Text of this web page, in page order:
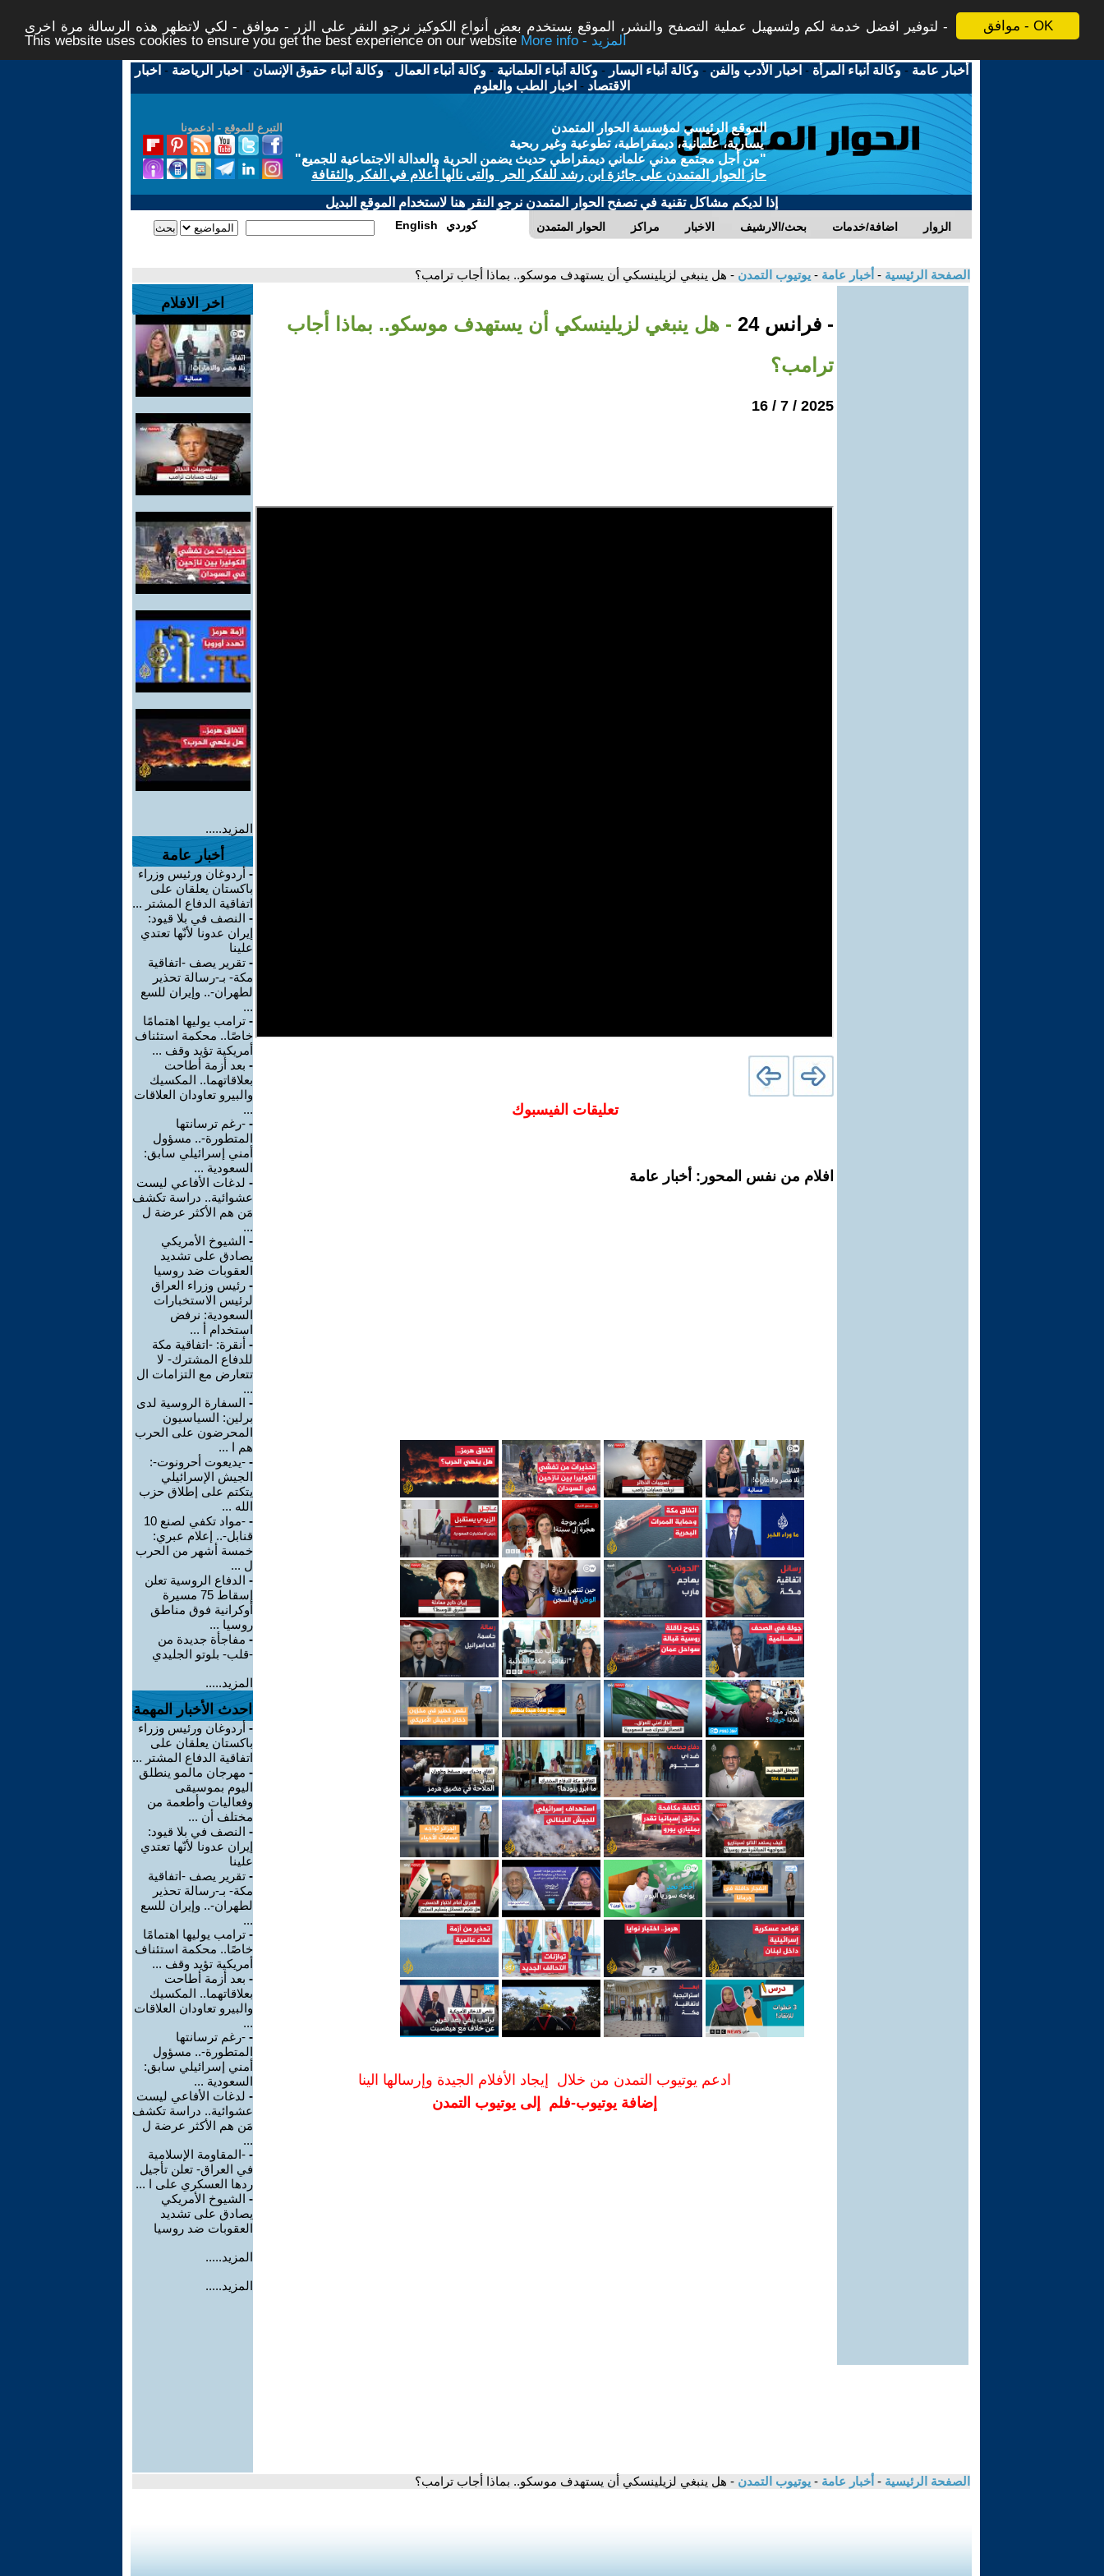
موافق - OK
لتوفير افضل خدمة لكم ولتسهيل عملية التصفح والنشر، الموقع يستخدم بعض أنواع الكوكيز نرجو النقر على الزر - موافق - لكي لاتظهر هذه الرسالة مرة اخرى -
This website uses cookies to ensure you get the best experience on our website
More info - المزيد
أخبار عامة -وكالة أنباء المرأة - اخبار الأدب والفن -وكالة أنباء اليسار -وكالة أنباء العلمانية -وكالة أنباء العمال -وكالة أنباء حقوق الإنسان - اخبار الرياضة - اخبار
الاقتصاد - اخبار الطب والعلوم
التبرع للموقع - ادعمونا
الموقع الرئيسي لمؤسسة الحوار المتمدن
يسارية، علمانية، ديمقراطية، تطوعية وغير ربحية
"من أجل مجتمع مدني علماني ديمقراطي حديث يضمن الحرية والعدالة الاجتماعية للجميع"
حاز الحوار المتمدن على جائزة ابن رشد للفكر الحر والتى نالها أعلام في الفكر والثقافة
إذا لديكم مشاكل تقنية في تصفح الحوار المتمدن نرجو النقر هنا لاستخدام الموقع البديل
الحوار المتمدن مراكز الاخبار بحث/الارشيف اضافة/خدمات الزوار English كوردي
الصفحة الرئيسية - أخبار عامة - يوتيوب التمدن - هل ينبغي لزيلينسكي أن يستهدف موسكو.. بماذا أجاب ترامب؟
- فرانس 24
- هل ينبغي لزيلينسكي أن يستهدف موسكو.. بماذا أجاب
ترامب؟
2025 / 7 / 16
تعليقات الفيسبوك
افلام من نفس المحور: أخبار عامة
ادعم يوتيوب التمدن من خلال إيجاد الأفلام الجيدة وإرسالها الينا
إضافة يوتيوب-فلم إلى يوتيوب التمدن
اخر الافلام
المزيد.....
أخبار عامة
- أردوغان ورئيس وزراء
باكستان يعلقان على
اتفاقية الدفاع المشتر ...
- النصف في بلا قيود:
إيران عدونا لأنّها تعتدي
علينا
- تقرير يصف -اتفاقية
مكة- بـ-رسالة تحذير
لطهران-.. وإيران للسع
...
- ترامب يوليها اهتمامًا
خاصًا.. محكمة استئناف
أمريكية تؤيد وقف ...
- بعد أزمة أطاحت
بعلاقاتهما.. المكسيك
والبيرو تعاودان العلاقات
...
- -رغم ترسانتها
المتطورة-.. مسؤول
أمني إسرائيلي سابق:
السعودية ...
- لدغات الأفاعي ليست
عشوائية.. دراسة تكشف
مَن هم الأكثر عرضة ل
...
- الشيوخ الأمريكي
يصادق على تشديد
العقوبات ضد روسيا
- رئيس وزراء العراق
لرئيس الاستخبارات
السعودية: نرفض
استخدام أ ...
- أنقرة: -اتفاقية مكة
للدفاع المشترك- لا
تتعارض مع التزامات ال
...
- السفارة الروسية لدى
برلين: السياسيون
المحرضون على الحرب
هم ا ...
- -يديعوت أحرونوت-:
الجيش الإسرائيلي
يتكتم على إطلاق حزب
الله ...
-
-مواد تكفي لصنع 10
قنابل-.. إعلام عبري:
خمسة أشهر من الحرب
ل ...
- الدفاع الروسية تعلن
إسقاط 75 مسيرة
أوكرانية فوق مناطق
روسيا ...
- مفاجأة جديدة من
-قلب- بلوتو الجليدي
المزيد.....
احدث الأخبار المهمة
- أردوغان ورئيس وزراء
باكستان يعلقان على
اتفاقية الدفاع المشتر ...
- مهرجان مالمو ينطلق
اليوم بموسيقى
وفعاليات وأطعمة من
مختلف أن ...
- النصف في بلا قيود:
إيران عدونا لأنّها تعتدي
علينا
- تقرير يصف -اتفاقية
مكة- بـ-رسالة تحذير
لطهران-.. وإيران للسع
...
- ترامب يوليها اهتمامًا
خاصًا.. محكمة استئناف
أمريكية تؤيد وقف ...
- بعد أزمة أطاحت
بعلاقاتهما.. المكسيك
والبيرو تعاودان العلاقات
...
- -رغم ترسانتها
المتطورة-.. مسؤول
أمني إسرائيلي سابق:
السعودية ...
- لدغات الأفاعي ليست
عشوائية.. دراسة تكشف
مَن هم الأكثر عرضة ل
...
- -المقاومة الإسلامية
في العراق- تعلن تأجيل
ردها العسكري على ا ...
- الشيوخ الأمريكي
يصادق على تشديد
العقوبات ضد روسيا
المزيد.....
المزيد.....
الصفحة الرئيسية - أخبار عامة - يوتيوب التمدن - هل ينبغي لزيلينسكي أن يستهدف موسكو.. بماذا أجاب ترامب؟